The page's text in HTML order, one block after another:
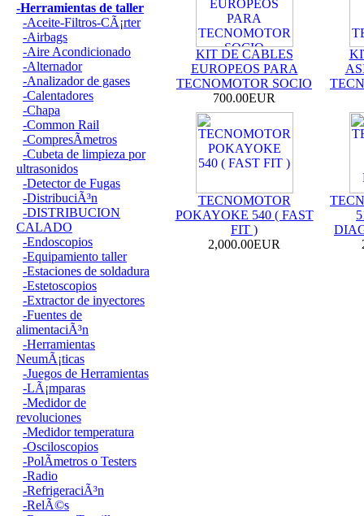
-Herramientas de taller
-Aceite-Filtros-CÃ¡rter
-Airbags
-Aire Acondicionado
-Alternador
-Analizador de gases
-Calentadores
-Chapa
-Common Rail
-CompresÃ­metros
-Cubeta de limpieza por
ultrasonidos
-Detector de Fugas
-DistribuciÃ³n
-DISTRIBUCION
CALADO
-Endoscopios
-Equipamiento taller
-Estaciones de soldadura
-Estetoscopios
-Extractor de inyectores
-Fuentes de
alimentaciÃ³n
-Herramientas
NeumÃ¡ticas
-Juegos de Herramientas
-LÃ¡mparas
-Medidor de
revoluciones
-Medidor temperatura
-Osciloscopios
-PolÃ­metros o Testers
-Radio
-RefrigeraciÃ³n
-RelÃ©s
KIT DE CABLES
EUROPEOS PARA
TECNOMOTOR SOCIO
700.00EUR
TECNOMOTOR
POKAYOKE 540 ( FAST
FIT )
2,000.00EUR